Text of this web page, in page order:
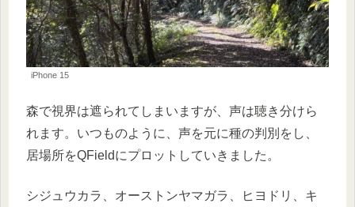
iPhone 15
森で視界は遮られてしまいますが、声は聴き分けら
れます。いつものように、声を元に種の判別をし、
居場所をQFieldにプロットしていきました。
シジュウカラ、オーストンヤマガラ、ヒヨドリ、キ